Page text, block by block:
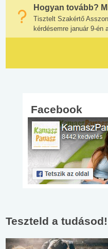
Hogyan tovább?
Tisztelt Szakértő
kérdésemre január 9-én
Facebook
Teszteld a tudásod!